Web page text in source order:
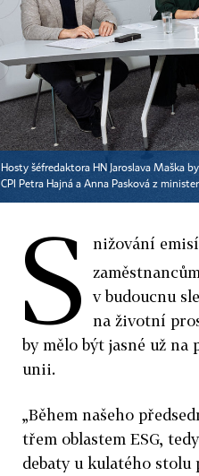
Hosty šéfredaktora HN Jaroslava Maška
CPI Petra Hajná a Anna Pasková z
S nižování
v budoucnu
na životní
by mělo být jasné už na
unii.
„Během našeho
třem oblastem ESG,
debaty u kulatého stolu